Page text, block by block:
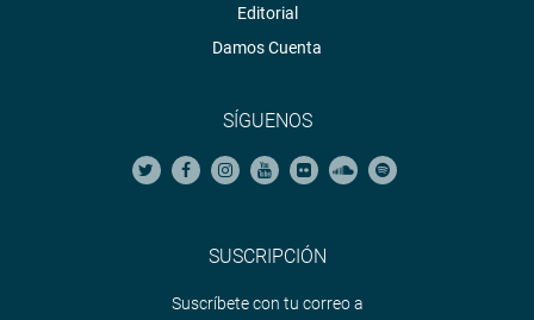
Editorial
Damos Cuenta
SÍGUENOS
SUSCRIPCIÓN
Suscríbete con tu correo a